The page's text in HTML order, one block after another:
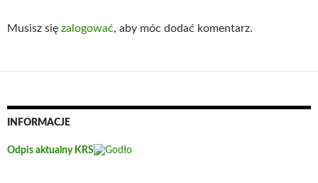
Musisz się zalogować, aby móc dodać komentarz.
INFORMACJE
Odpis aktualny KRS